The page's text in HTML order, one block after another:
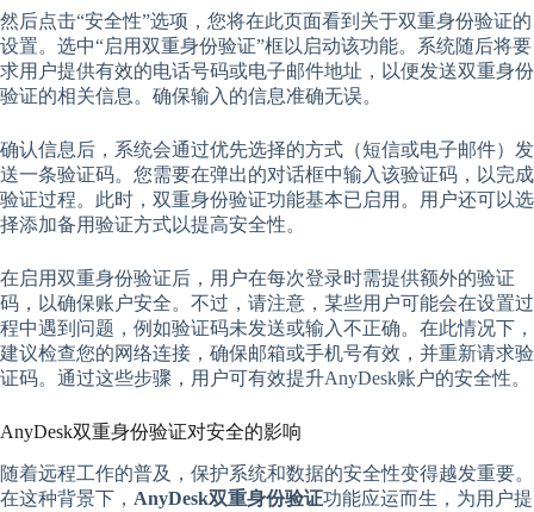
然后点击“安全性”选项，您将在此页面看到关于双重身份验证的
设置。选中“启用双重身份验证”框以启动该功能。系统随后将要
求用户提供有效的电话号码或电子邮件地址，以便发送双重身份
验证的相关信息。确保输入的信息准确无误。
确认信息后，系统会通过优先选择的方式（短信或电子邮件）发
送一条验证码。您需要在弹出的对话框中输入该验证码，以完成
验证过程。此时，双重身份验证功能基本已启用。用户还可以选
择添加备用验证方式以提高安全性。
在启用双重身份验证后，用户在每次登录时需提供额外的验证
码，以确保账户安全。不过，请注意，某些用户可能会在设置过
程中遇到问题，例如验证码未发送或输入不正确。在此情况下，
建议检查您的网络连接，确保邮箱或手机号有效，并重新请求验
证码。通过这些步骤，用户可有效提升AnyDesk账户的安全性。
AnyDesk双重身份验证对安全的影响
随着远程工作的普及，保护系统和数据的安全性变得越发重要。
在这种背景下， AnyDesk双重身份验证功能应运而生，为用户提